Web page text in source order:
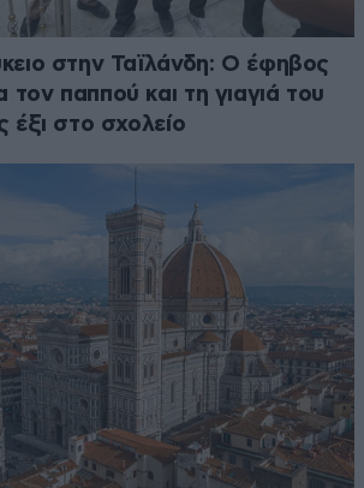
στην Ταϊλάνδη: Ο έφηβος
παππού και τη γιαγιά του
έξι στο σχολείο